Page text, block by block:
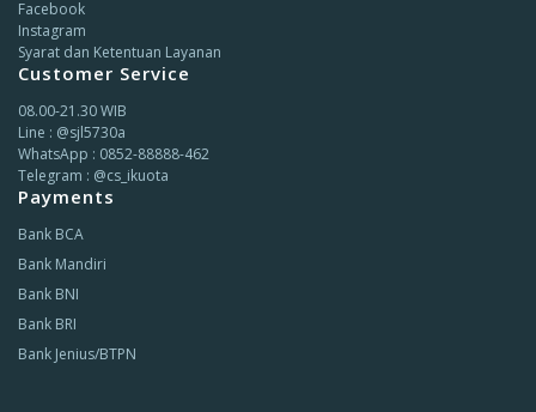
Facebook
Instagram
Syarat dan Ketentuan Layanan
Customer Service
08.00-21.30 WIB
Line : @sjl5730a
WhatsApp : 0852-88888-462
Telegram : @cs_ikuota
Payments
Bank BCA
Bank Mandiri
Bank BNI
Bank BRI
Bank Jenius/BTPN